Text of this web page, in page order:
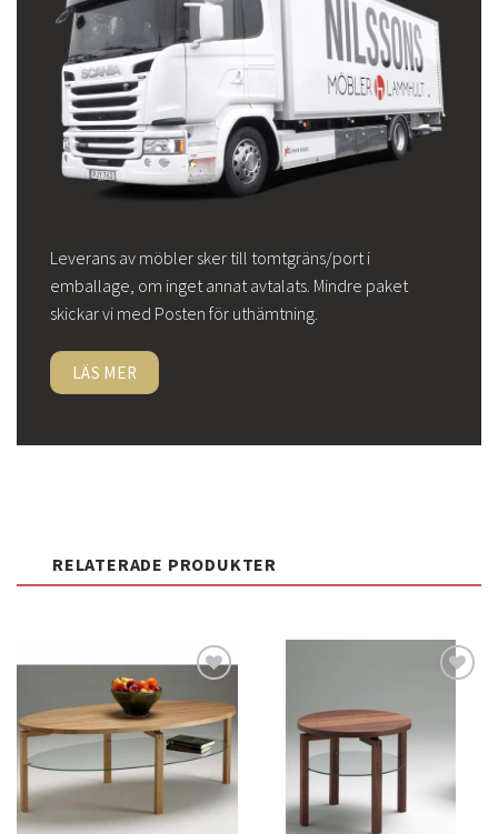
Leverans av möbler sker till tomtgräns/port i
emballage, om inget annat avtalats. Mindre paket
skickar vi med Posten för uthämtning.
LÄS MER
RELATERADE PRODUKTER
Lägg
till i
önskelistan